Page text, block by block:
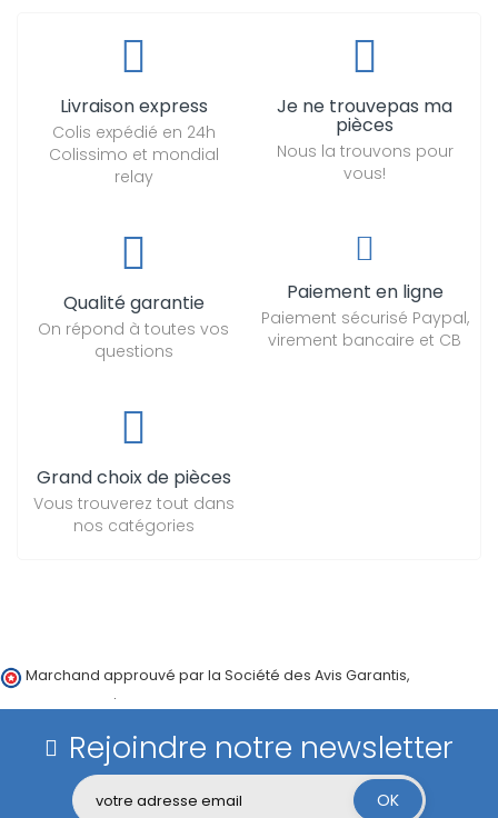
Livraison express
Colis expédié en 24h
Colissimo et mondial
relay
Je ne trouvepas ma
pièces
Nous la trouvons pour
vous!
Qualité garantie
On répond à toutes vos
questions
Paiement en ligne
Paiement sécurisé Paypal,
virement bancaire et CB
Grand choix de pièces
Vous trouverez tout dans
nos catégories
Marchand approuvé par la Société des Avis Garantis,
.
Rejoindre notre newsletter